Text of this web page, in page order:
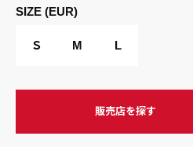
SIZE (EUR)
Ｓ M L
販売店を探す